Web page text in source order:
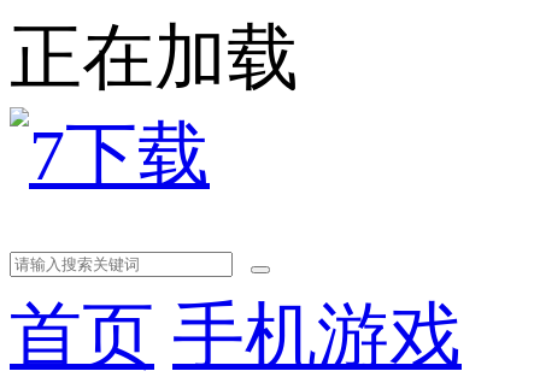
正在加载
首页 手机游戏